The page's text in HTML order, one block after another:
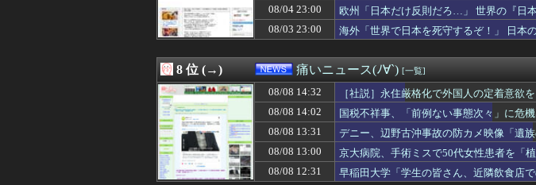
08/08 14:00
PlayStation®のキャラクターたちは、みんなで海に行く
08/08 14:00
【画像】セブンイレブン、ついに神商品を販売ｗｗｗ
08/08 14:00
韓国サッカー協会、外国人審判を性接待で買収しまく
08/08 14:00
『MARVEL Tōkon: Fighting Souls』デッドプールになら...
08/08 14:00
韓国人「まさか…W杯視聴に4900ウォン払えって？国民
08/08 14:00
【衝撃】韓国人「大谷の今の成績、漫画でもこうはな
08/08 14:00
【画像】吉川愛さん(26)、縛られてムチムチお乳が強調
08/08 14:00
【東京】東京駅近くに「地下シェルター」整備を正式
08/08 14:00
【朗報】金曜ロードショーで8番出口が地上波初放送
08/08 13:59
【画像】クソ親「うちの子には絶対にゲームさせない
08/08 13:59
元巨人・小笠原道大さん、青森ねぶた祭を楽しむ
08/08 13:57
ツーリング中に軽自動車から執拗な煽り運転を受けて
08/04 23:00
欧州「日本だけ反則だろ…」 世界の『日
08/03 23:00
海外「世界で日本を死守するぞ！」 日本
8 位 (→) 痛いニュース(ﾉ∀`) [一覧]
08/08 14:32
［社説］永住厳格化で外国人の定着意欲
08/08 14:02
国税不祥事、「前例ない事態次々」に危
08/08 13:31
デニー、辺野古沖事故の防カメ映像「遺
08/08 13:00
京大病院、手術ミスで50代女性患者を「
08/08 12:31
早稲田大学「学生の皆さん、近隣飲食店